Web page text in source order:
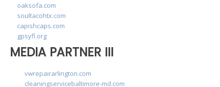
oaksofa.com
soultacohtx.com
capishcaps.com
gpsyfl.org
MEDIA PARTNER III
vwrepairarlington.com
cleaningservicebaltimore-md.com